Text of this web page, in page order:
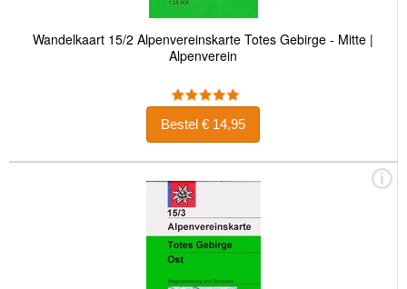
Wandelkaart 15/2 Alpenvereinskarte Totes Gebirge - Mitte |
Alpenverein
Bestel € 14,95